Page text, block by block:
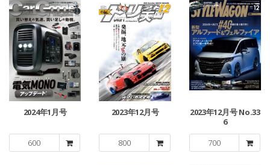
2024年1月号
600
2023年12月号
800
2023年12月号 No.33
6
700